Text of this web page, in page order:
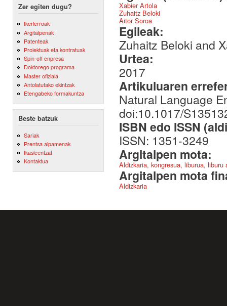
Zer egiten dugu?
Ikerlerroak
Argitalpenak
Patenteak
Proiektuak eta kontratuak
Spin-off enpresa
Doktorego programa
Master ofiziala
Antolatutako ekintzak
Etengabeko formakuntza
Beste batzuk
Sariak
Prentsa aipamenak
Ikasleentzat
Kontaktua
Xabier Artola
Zuhaitz Beloki
Aitor Soroa
Egileak:
Zuhaitz Beloki and
Urtea:
2017
Artikuluaren
Natural Language
doi:10.1017/
ISBN edo ISSN
ISSN: 1351-3249
Argitalpen mota:
Aldizkaria, kongresua, liburua,
Argitalpen mota
Aldizkaria